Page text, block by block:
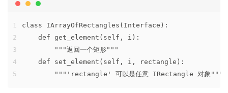
1
2
3
4
5
class IArrayOfRectangles(Interface):
    def get_element(self, i):
        """返回一个矩形"""
    def set_element(self, i, rectangle):
        """'rectangle' 可以是任意 IRectangle 对象"""